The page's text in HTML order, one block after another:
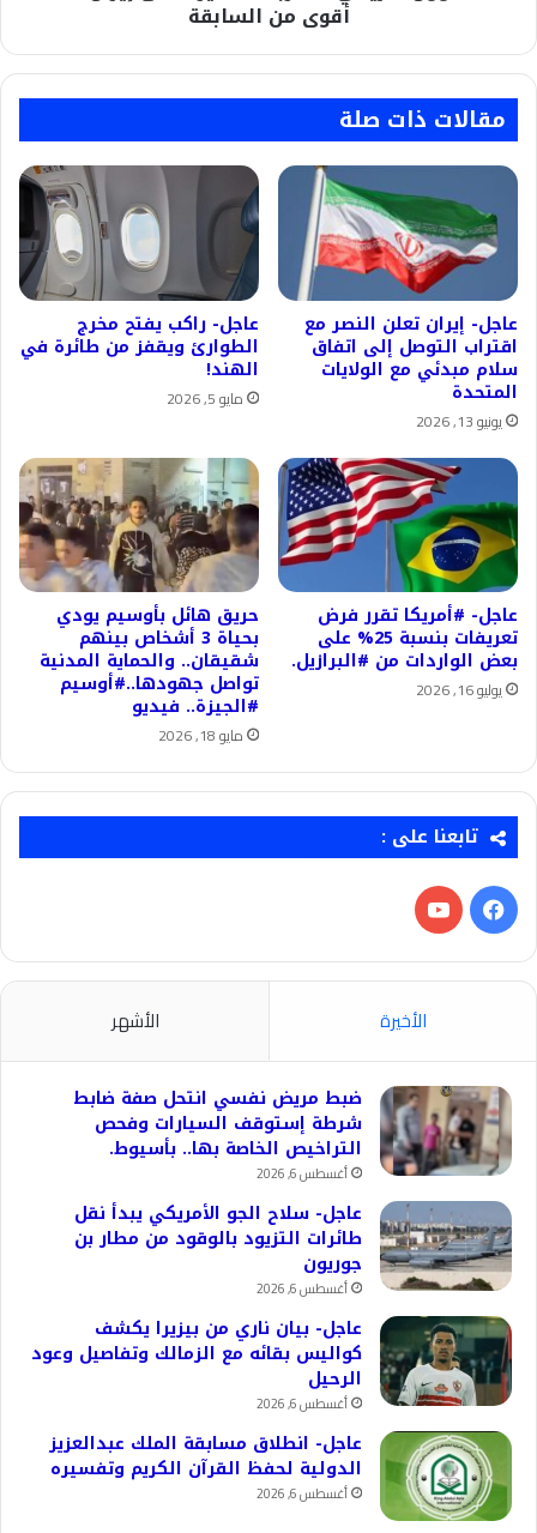
أقوى من السابقة
مقالات ذات صلة
عاجل- إيران تعلن النصر مع
اقتراب التوصل إلى اتفاق
سلام مبدئي مع الولايات
المتحدة
يونيو 13, 2026
عاجل- راكب يفتح مخرج
الطوارئ ويقفز من طائرة في
الهند!
مايو 5, 2026
عاجل- #أمريكا تقرر فرض
تعريفات بنسبة 25% على
بعض الواردات من #البرازيل.
يوليو 16, 2026
حريق هائل بأوسيم يودي
بحياة 3 أشخاص بينهم
شقيقان.. والحماية المدنية
تواصل جهودها..#أوسيم
#الجيزة.. فيديو
مايو 18, 2026
تابعنا على :
فيسبوك‫YouTube
الأخيرة الأشهر
ضبط مريض نفسي انتحل صفة ضابط
شرطة إستوقف السيارات وفحص
التراخيص الخاصة بها.. بأسيوط.
أغسطس 6, 2026
عاجل- سلاح الجو الأمريكي يبدأ نقل
طائرات التزيود بالوقود من مطار بن
جوريون
أغسطس 6, 2026
عاجل- بيان ناري من بيزيرا يكشف
كواليس بقائه مع الزمالك وتفاصيل وعود
الرحيل
أغسطس 6, 2026
عاجل- انطلاق مسابقة الملك عبدالعزيز
الدولية لحفظ القرآن الكريم وتفسيره
أغسطس 6, 2026